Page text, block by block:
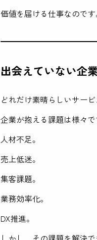
価値を届ける仕事なのです
出会えていない企
どれだけ素晴らしいサー
企業が抱える課題は様々で
人材不足。
売上低迷。
集客課題。
業務効率化。
DX推進。